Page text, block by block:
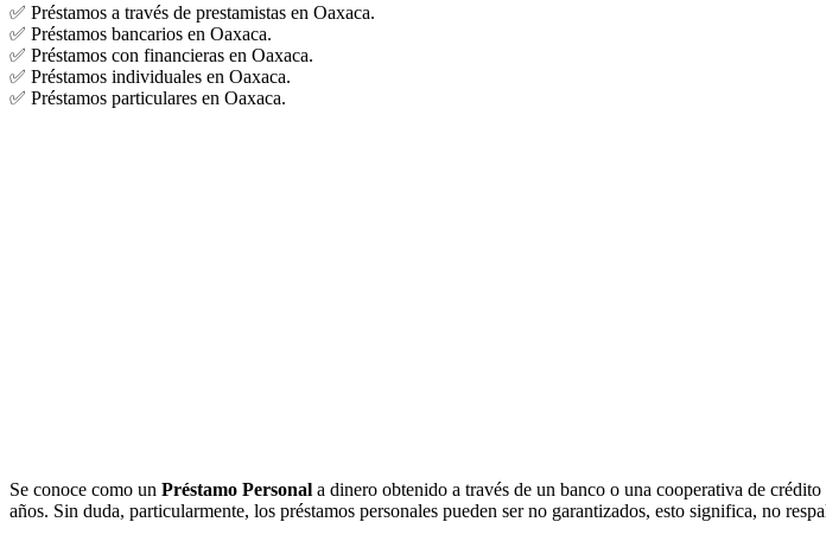
✅ Préstamos a través de prestamistas en Oaxaca.
✅ Préstamos bancarios en Oaxaca.
✅ Préstamos con financieras en Oaxaca.
✅ Préstamos individuales en Oaxaca.
✅ Préstamos particulares en Oaxaca.
Se conoce como un Préstamo Personal a dinero obtenido a través de un banco o una cooperativa de crédito
años. Sin duda, particularmente, los préstamos personales pueden ser no garantizados, esto significa, no